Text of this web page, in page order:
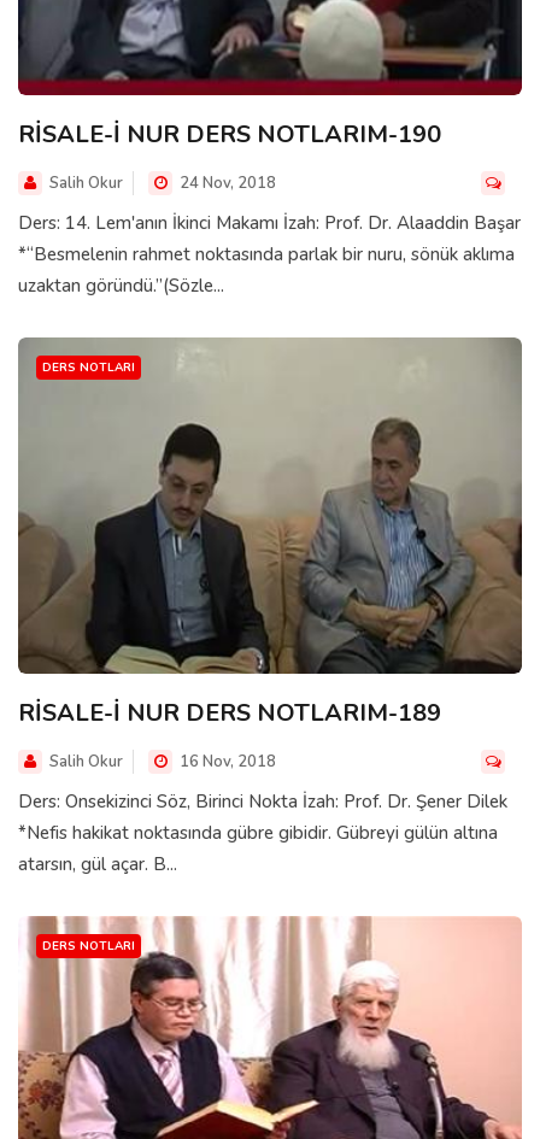
RİSALE-İ NUR DERS NOTLARIM-190
Salih Okur 24 Nov, 2018
Ders: 14. Lem'anın İkinci Makamı İzah: Prof. Dr. Alaaddin Başar
*“Besmelenin rahmet noktasında parlak bir nuru, sönük aklıma
uzaktan göründü.”(Sözle...
DERS NOTLARI
RİSALE-İ NUR DERS NOTLARIM-189
Salih Okur 16 Nov, 2018
Ders: Onsekizinci Söz, Birinci Nokta İzah: Prof. Dr. Şener Dilek
*Nefis hakikat noktasında gübre gibidir. Gübreyi gülün altına
atarsın, gül açar. B...
DERS NOTLARI